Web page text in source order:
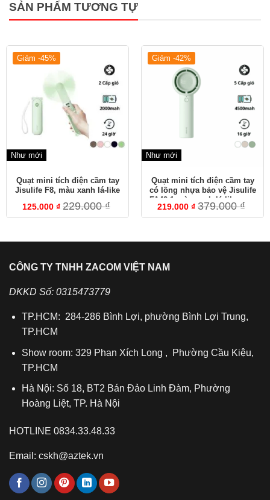
SẢN PHẨM TƯƠNG TỰ
Giảm -45%
Như mới
Quạt mini tích điện cầm tay
Jisulife F8, màu xanh lá-like
125.000 ₫ 229.000₫
Giảm -42%
Như mới
Quạt mini tích điện cầm tay
có lồng nhựa bảo vệ Jisulife
FA42-1 màu xanh lá-like new
219.000 ₫ 379.000₫
CÔNG TY TNHH ZACOM VIỆT NAM
DKKD Số: 0315473779
TP.HCM: 284-286 Bình Lợi, phường Bình Lợi Trung,
TP.HCM
Show room: 329 Phan Xích Long , Phường Cầu Kiệu,
TP.HCM
Hà Nội: Số 18, BT2 Bán Đảo Linh Đàm, Phường
Hoàng Liệt, TP. Hà Nội
HOTLINE 0834.33.48.33
Email: cskh@aztek.vn